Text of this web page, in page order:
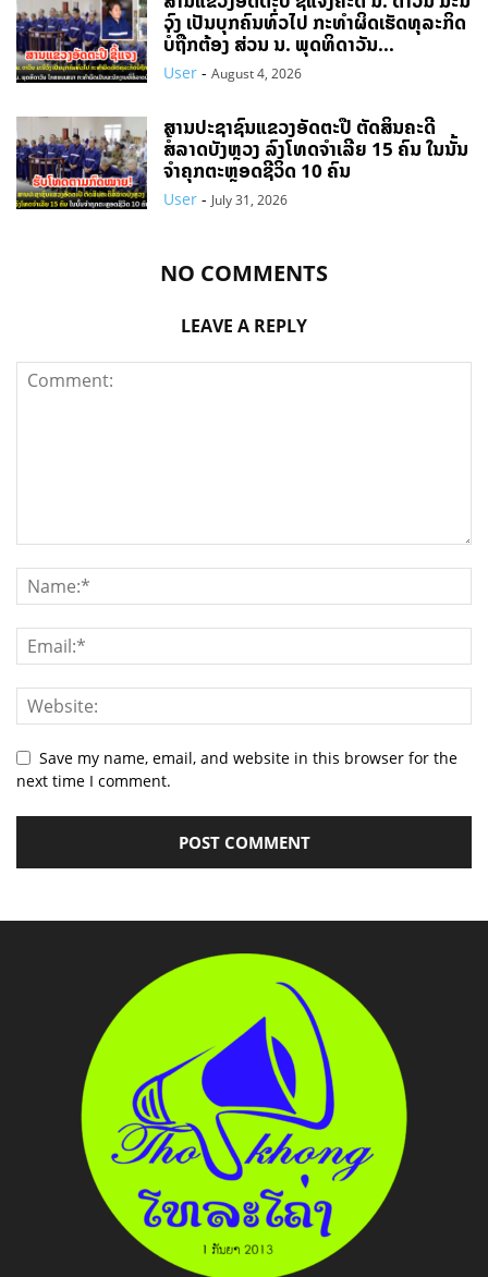
ວົງ ເປັນບຸກຄົນທົ່ວໄປ ກະທຳຜິດເຮັດທຸລະກິດ
ບໍ່ຖືກຕ້ອງ ສ່ວນ ນ. ພຸດທິດາວັນ...
User - August 4, 2026
ສານປະຊາຊົນແຂວງອັດຕະປື ຕັດສິນຄະດີ
ສໍ້ລາດບັງຫຼວງ ລົງໂທດຈຳເລີຍ 15 ຄົນ ໃນນັ້ນ
ຈໍາຄຸກຕະຫຼອດຊີວິດ 10 ຄົນ
User - July 31, 2026
NO COMMENTS
LEAVE A REPLY
Save my name, email, and website in this browser for the
next time I comment.